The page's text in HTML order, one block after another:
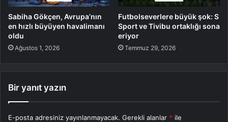
Sabiha Gökçen, Avrupa’nın
en hızlı büyüyen havalimanı
oldu
Ağustos 1, 2026
Futbolseverlere büyük şok: S
Sport ve Tivibu ortaklığı sona
eriyor
Temmuz 29, 2026
Bir yanıt yazın
E-posta adresiniz yayınlanmayacak. Gerekli alanlar * ile